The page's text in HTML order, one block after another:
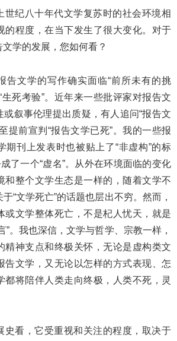
世纪八十年代文学复苏时的社会环境相
的程度，在当下发生了很大变化。对于
学的发展，您如何看？
告文学的写作确实面临“前所未有的挑
生死考验”。近年来一些批评家对报告文
叙事伦理提出质疑，有人追问“报告文
提前宣判“报告文学已死”。我的一些报
期刊上发表时也被贴上了“非虚构”的标
了一个“虚名”。从外在环境面临的变化
和整个文学生态是一样的，随着文学不
“文学死亡”的话题也层出不穷。然而，
或文学整体死亡，不是杞人忧天，就是
”。我也深信，文学与哲学、宗教一样，
精神支点和终极关怀，无论是虚构类文
告文学，又无论以怎样的方式表现、怎
都将陪伴人类走向终极，人类不死，灵
史看，它受重视和关注的程度，取决于